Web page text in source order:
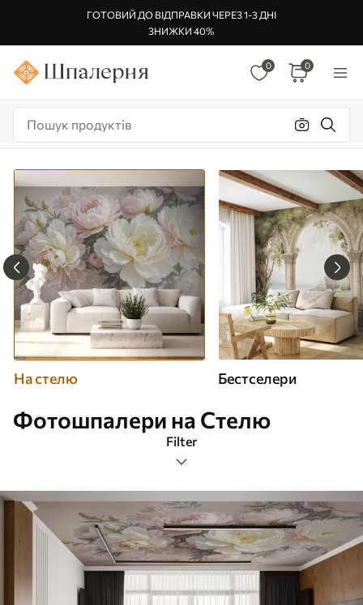
ГОТОВИЙ ДО ВІДПРАВКИ ЧЕРЕЗ 1-3 ДНІ
ЗНИЖКИ 40%
0 0
На стелю Бестселери
Фотошпалери на Стелю
Filter
Фільтр по тематиці
Орієнтація зображення
Фільр по кольору
Розумний